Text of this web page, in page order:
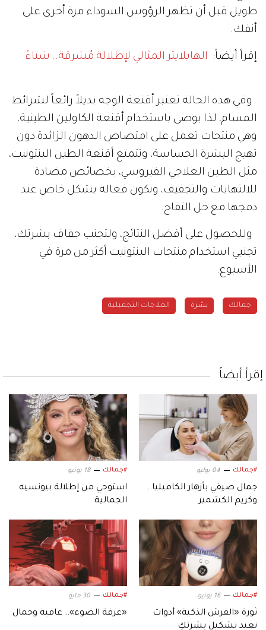
طويل قبل أن تظهر الرؤوس السوداء مرة أخرى على
أنفك.
إقرأ أيضاً: الهايلايتر المثالي لإطلالة مُشرقة.. شتاءً
وفي هذه الحالة تعتبر أقنعة الوجه بديلاً رائعاً لشرائط
المسام، لذا يوصى باستخدام أقنعة الكاولين الطينية،
وهي منتجات تعمل على امتصاص الدهون الزائدة دون
تهيج البشرة الحساسة، وتتمتع أقنعة الطين البنتونيت،
مثل الطين العلاجي الفيروسي، بخصائص مضادة
للالتهابات والتجفيف، وتكون فعالة بشكل خاص عند
دمجها مع خل التفاح.
وللحصول على أفضل النتائج، ولتجنب جفاف بشرتك،
تجنبي استخدام منتجات البنتونيت أكثر من مرة في
الأسبوع.
جمالك بشرة العلاجات التجميلية
إقرأ أيضاً
#جمالك 04 يوليو
جمال صيفي بأزهار الكاميليا..
وكريم الكشمير
#جمالك 18 يونيو
استوحي من إطلالة بيونسيه
الجمالية
#جمالك 16 يونيو
ثورة «الفرش الذكية» أدوات
تعيد تشكيل بشرتكِ
#جمالك 30 مايو
«غرفة الضوء».. عافية وجمال